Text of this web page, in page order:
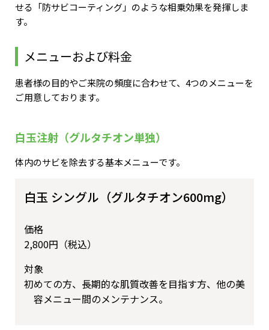
せる「防サビコーティング」のような相乗効果を発揮しま
す。
メニューおよび料金
患者様の目的やご来院の頻度に合わせて、4つのメニューを
ご用意しております。
白玉注射（グルタチオン単独）
体内のサビを除去する基本メニューです。
白玉 シングル（グルタチオン600mg）
価格
2,800円（税込）
対象
初めての方、長期的な肌質改善を目指す方、他の美
容メニュー間のメンテナンス。